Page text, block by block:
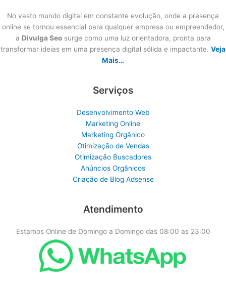
No vasto mundo digital em constante evolução, onde a presença
online se tornou essencial para qualquer empresa ou empreendedor,
a Divulga Seosurge como uma luz orientadora, pronta para
transformar ideias em uma presença digital sólida e impactante. Veja
Mais…
Serviços
Desenvolvimento Web
Marketing Online
Marketing Orgânico
Otimização de Vendas
Otimização Buscadores
Anúncios Orgânicos
Criação de Blog Adsense
Atendimento
Estamos Online de Domingo a Domingo das 08:00 as 23:00